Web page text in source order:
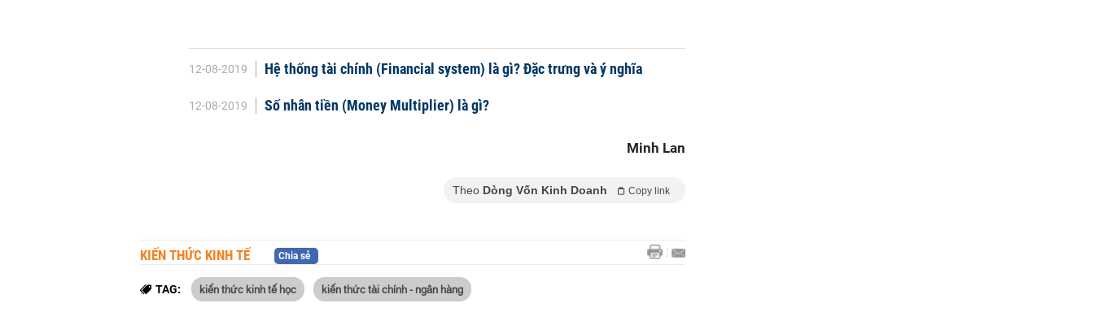
12-08-2019 Hệ thống tài chính (Financial system) là gì? Đặc trưng và ý nghĩa
12-08-2019 Số nhân tiền (Money Multiplier) là gì?
Minh Lan
Theo Dòng Vốn Kinh Doanh Copy link
KIẾN THỨC KINH TẾ Chia sẻ
TAG: kiến thức kinh tế học kiến thức tài chính - ngân hàng